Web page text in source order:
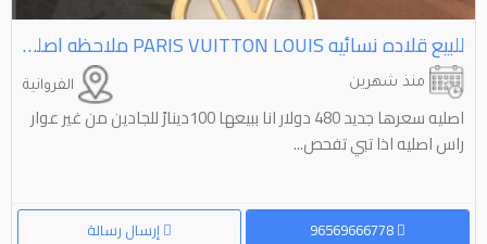
للبيع قلاده نسائيه ⁦⁦LOUIS⁩⁩ ⁦⁦VUITTON⁩⁩ ⁦⁦PARIS⁩⁩ ملاحظه اصليه فيها سيريو نبر
الفروانية منذ شهرين
اصليه سعرها جديد 480 دولار انا ببيعها 100دينارً للجادين من غير عوار
راس اصليه اذا تبي تفحص...
إرسال رسالة